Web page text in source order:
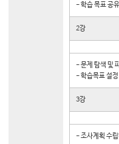
- 학습 목표 공
2강
- 문제 탐색 및
- 학습목표 설정
3강
- 조사계획 수립